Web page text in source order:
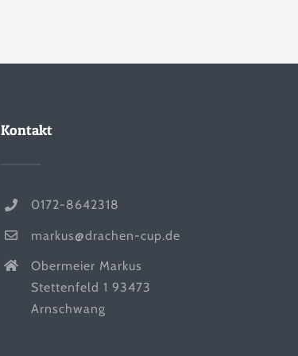
Kontakt
0172-8642318
markus@drachen-cup.de
Obermeier Markus
Stettenfeld 1 93473
Arnschwang